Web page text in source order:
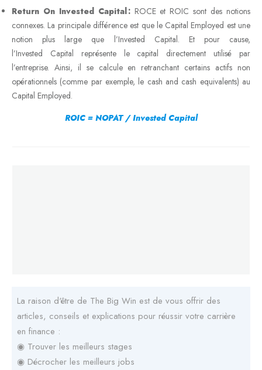
Return On Invested Capital :ROCE et ROIC sont des notions
connexes. La principale différence est que le Capital Employed est une
notion plus large que l’Invested Capital. Et pour cause,
l’Invested Capital représente le capital directement utilisé par
l’entreprise. Ainsi, il se calcule en retranchant certains actifs non
opérationnels (comme par exemple, le cash and cash equivalents) au
Capital Employed.
ROIC = NOPAT / Invested Capital
La raison d'être de The Big Win est de vous offrir des
articles, conseils et explications pour réussir votre carrière
en finance :
◉ Trouver les meilleurs stages
◉ Décrocher les meilleurs jobs